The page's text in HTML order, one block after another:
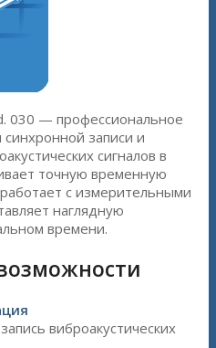
030 — профессиональное
записи и
сигналов в
точную временную
с измерительными
наглядную
времени.
виброакустических